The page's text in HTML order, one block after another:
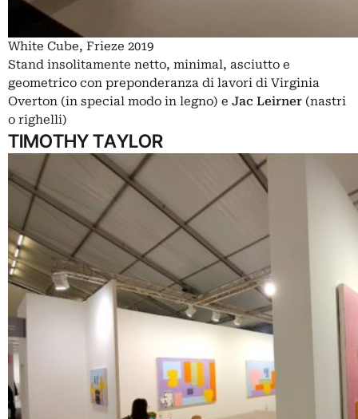
White Cube, Frieze 2019
Stand insolitamente netto, minimal, asciutto e
geometrico con preponderanza di lavori di Virginia
Overton (in special modo in legno) e Jac Leirner (nastri
o righelli)
TIMOTHY TAYLOR